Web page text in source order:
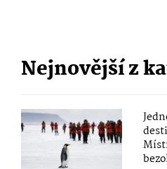
Nejnovější z